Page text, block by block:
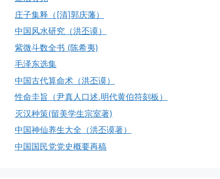
庄子集释（[清]郭庆藩）
中国风水研究（洪丕谟）
紫微斗数全书 (陈希夷)
毛泽东选集
中国古代算命术（洪丕谟）
性命圭旨（尹真人口述.明代黄伯符刻板）
灭汉种策(留美学生宗室著)
中国神仙养生大全（洪丕谟著）
中国国民党党史概要再稿